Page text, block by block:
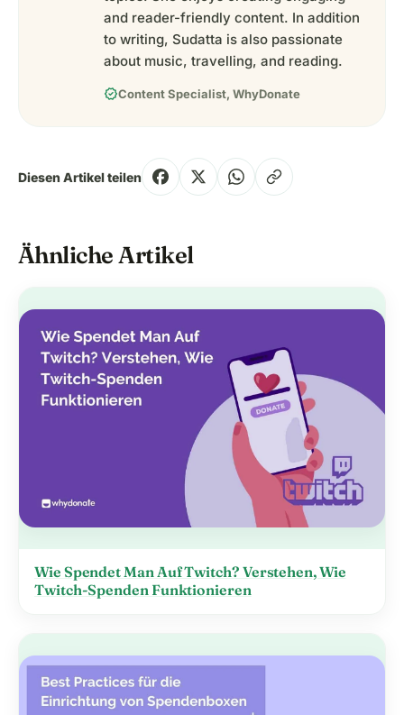
and reader-friendly content. In addition
to writing, Sudatta is also passionate
about music, travelling, and reading.
verifiedContent Specialist, WhyDonate
Diesen Artikel teilen
Ähnliche Artikel
Wie Spendet Man Auf Twitch? Verstehen, Wie
Twitch-Spenden Funktionieren